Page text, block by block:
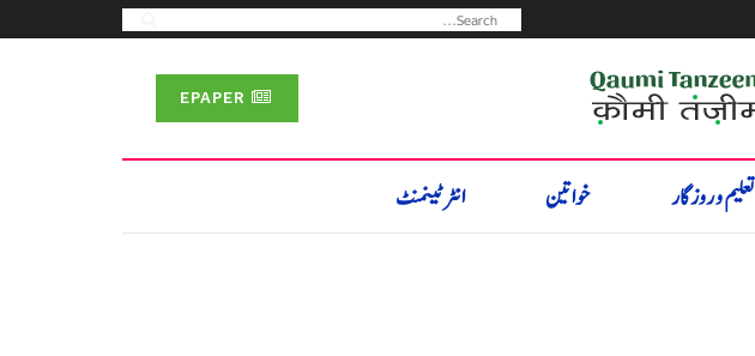
تعلیم و روزگار خواتین انٹرٹینمنٹ